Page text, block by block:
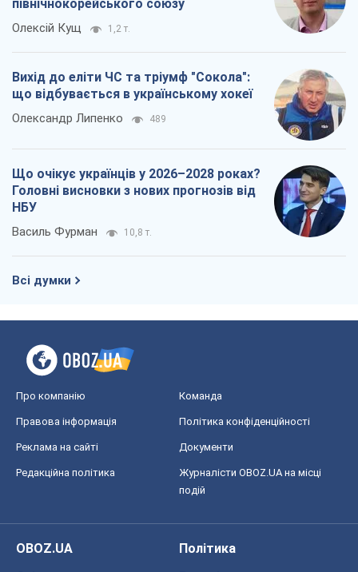
північнокорейського союзу
Олексій Кущ 1,2 т.
Вихід до еліти ЧС та тріумф "Сокола":
що відбувається в українському хокеї
Олександр Липенко 489
Що очікує українців у 2026–2028 роках?
Головні висновки з нових прогнозів від
НБУ
Василь Фурман 10,8 т.
Всі думки
Про компанію Команда
Правова інформація Політика конфіденційності
Реклама на сайті Документи
Редакційна політика
Журналісти OBOZ.UA на місці
подій
OBOZ.UA
Політика